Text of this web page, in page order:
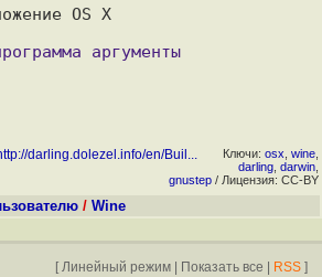
OS X
  ./dyld osx-программа аргументы
darling.dolezel.info/en/Buil... Ключи: osx wine
darling darwin
gnustep / Лицензия: CC-BY
/ Wine
[ Линейный режим | Показать все | RSS ]